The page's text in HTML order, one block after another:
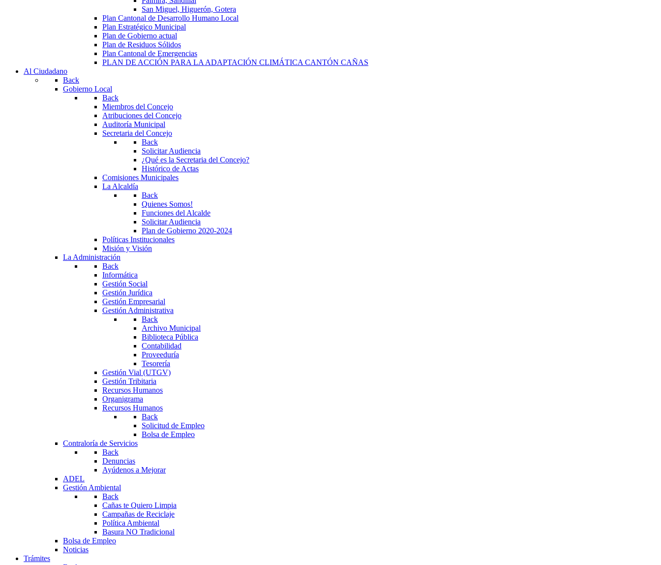
San Miguel, Higuerón, Gotera
Plan Cantonal de Desarrollo Humano Local
Plan Estratégico Municipal
Plan de Gobierno actual
Plan de Residuos Sólidos
Plan Cantonal de Emergencias
PLAN DE ACCIÓN PARA LA ADAPTACIÓN CLIMÁTICA CANTÓN CAÑAS
Al Ciudadano
Back
Gobierno Local
Back
Miembros del Concejo
Atribuciones del Concejo
Auditoría Municipal
Secretaria del Concejo
Back
Solicitar Audiencia
¿Qué es la Secretaria del Concejo?
Histórico de Actas
Comisiones Municipales
La Alcaldía
Back
Quienes Somos!
Funciones del Alcalde
Solicitar Audiencia
Plan de Gobierno 2020-2024
Políticas Institucionales
Misión y Visión
La Administración
Back
Informática
Gestión Social
Gestión Jurídica
Gestión Empresarial
Gestión Administrativa
Back
Archivo Municipal
Biblioteca Pública
Contabilidad
Proveeduría
Tesorería
Gestión Vial (UTGV)
Gestión Tribitaria
Recursos Humanos
Organigrama
Recursos Humanos
Back
Solicitud de Empleo
Bolsa de Empleo
Contraloría de Servicios
Back
Denuncias
Ayúdenos a Mejorar
ADEL
Gestión Ambiental
Back
Cañas te Quiero Limpia
Campañas de Reciclaje
Política Ambiental
Basura NO Tradicional
Bolsa de Empleo
Noticias
Trámites